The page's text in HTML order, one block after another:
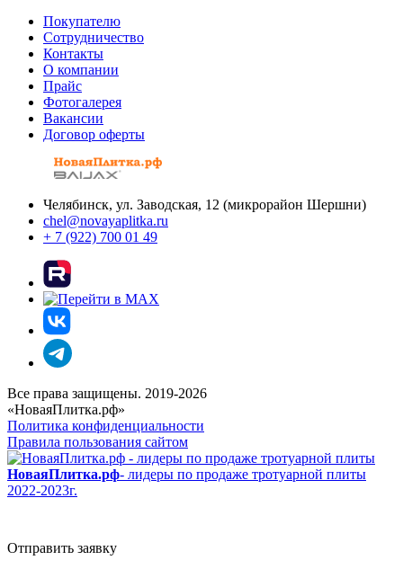
Покупателю
Сотрудничество
Контакты
О компании
Прайс
Фотогалерея
Вакансии
Договор оферты
Челябинск, ул. Заводская, 12 (микрорайон Шершни)
chel@novayaplitka.ru
+ 7 (922) 700 01 49
Все права защищены. 2019-2026
«НоваяПлитка.рф»
Политика конфиденциальности
Правила пользования сайтом
НоваяПлитка.рф- лидеры по продаже тротуарной плиты
2022-2023г.
Отправить заявку